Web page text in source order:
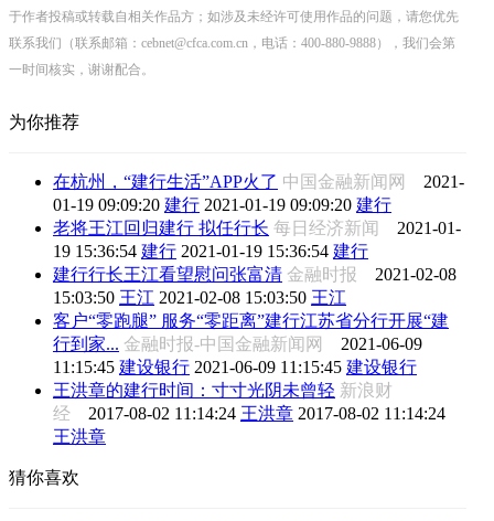
于作者投稿或转载自相关作品方；如涉及未经许可使用作品的问题，请您优先
联系我们（联系邮箱：cebnet@cfca.com.cn，电话：400-880-9888），我们会第
一时间核实，谢谢配合。
为你推荐
在杭州，“建行生活”APP火了 中国金融新闻网 2021-
01-19 09:09:20 建行 2021-01-19 09:09:20 建行
老将王江回归建行 拟任行长 每日经济新闻 2021-01-
19 15:36:54 建行 2021-01-19 15:36:54 建行
建行行长王江看望慰问张富清 金融时报 2021-02-08
15:03:50 王江 2021-02-08 15:03:50 王江
客户“零跑腿” 服务“零距离”建行江苏省分行开展“建
行到家... 金融时报-中国金融新闻网 2021-06-09
11:15:45 建设银行 2021-06-09 11:15:45 建设银行
王洪章的建行时间：寸寸光阴未曾轻 新浪财
经 2017-08-02 11:14:24 王洪章 2017-08-02 11:14:24
王洪章
猜你喜欢